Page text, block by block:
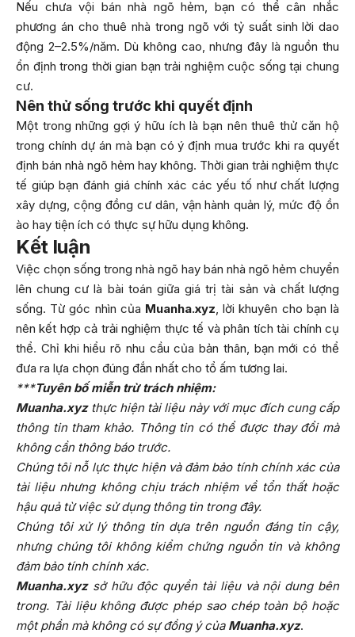
Nếu chưa vội bán nhà ngõ hẻm, bạn có thể cân nhắc
phương án cho thuê nhà trong ngõ với tỷ suất sinh lời dao
động 2–2.5%/năm. Dù không cao, nhưng đây là nguồn thu
ổn định trong thời gian bạn trải nghiệm cuộc sống tại chung
cư.
Nên thử sống trước khi quyết định
Một trong những gợi ý hữu ích là bạn nên thuê thử căn hộ
trong chính dự án mà bạn có ý định mua trước khi ra quyết
định bán nhà ngõ hẻm hay không. Thời gian trải nghiệm thực
tế giúp bạn đánh giá chính xác các yếu tố như chất lượng
xây dựng, cộng đồng cư dân, vận hành quản lý, mức độ ồn
ào hay tiện ích có thực sự hữu dụng không.
Kết luận
Việc chọn sống trong nhà ngõ hay bán nhà ngõ hẻm chuyển
lên chung cư là bài toán giữa giá trị tài sản và chất lượng
sống. Từ góc nhìn của Muanha.xyz, lời khuyên cho bạn là
nên kết hợp cả trải nghiệm thực tế và phân tích tài chính cụ
thể. Chỉ khi hiểu rõ nhu cầu của bản thân, bạn mới có thể
đưa ra lựa chọn đúng đắn nhất cho tổ ấm tương lai.
***Tuyên bố miễn trừ trách nhiệm:
Muanha.xyzthực hiện tài liệu này với mục đích cung cấp
thông tin tham khảo. Thông tin có thể được thay đổi mà
không cần thông báo trước.
Chúng tôi nỗ lực thực hiện và đảm bảo tính chính xác của
tài liệu nhưng không chịu trách nhiệm về tổn thất hoặc
hậu quả từ việc sử dụng thông tin trong đây.
Chúng tôi xử lý thông tin dựa trên nguồn đáng tin cậy,
nhưng chúng tôi không kiểm chứng nguồn tin và không
đảm bảo tính chính xác.
Muanha.xyzsở hữu độc quyền tài liệu và nội dung bên
trong. Tài liệu không được phép sao chép toàn bộ hoặc
một phần mà không có sự đồng ý của Muanha.xyz.